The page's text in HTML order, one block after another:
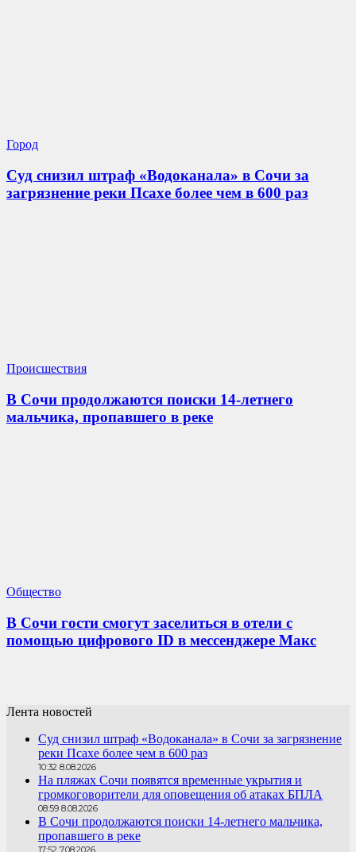
Город
Суд снизил штраф «Водоканала» в Сочи за
загрязнение реки Псахе более чем в 600 раз
Происшествия
В Сочи продолжаются поиски 14-летнего
мальчика, пропавшего в реке
Общество
В Сочи гости смогут заселиться в отели с
помощью цифрового ID в мессенджере Макс
Лента новостей
Суд снизил штраф «Водоканала» в Сочи за загрязнение
реки Псахе более чем в 600 раз
10:32 8.08.2026
На пляжах Сочи появятся временные укрытия и
громкоговорители для оповещения об атаках БПЛА
08:59 8.08.2026
В Сочи продолжаются поиски 14-летнего мальчика,
пропавшего в реке
17:52 7.08.2026